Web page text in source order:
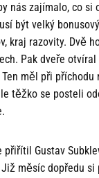
nás zajímalo, co si
být velký
kraj razovity. Dvě
Pak dveře otvíral
měl při příchodu
těžko se posteli
přiřítil Gustav
měsíc dopředu